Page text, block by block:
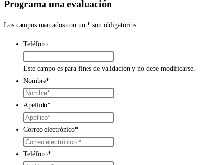
Programa una evaluación
Los campos marcados con un * son obligatorios.
Teléfono
Este campo es para fines de validación y no debe modificarse.
Nombre*
Apellido*
Correo electrónico*
Teléfono*